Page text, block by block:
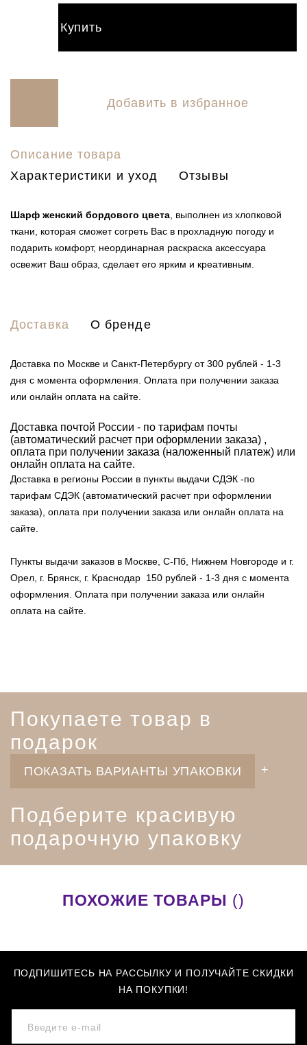
Купить
Добавить в избранное
Описание товара
Характеристики и уход
Отзывы
Шарф женский бордового цвета , выполнен из хлопковой
ткани, которая сможет согреть Вас в прохладную погоду и
подарить комфорт, неординарная раскраска аксессуара
освежит Ваш образ, сделает его ярким и креативным.
Доставка О бренде
Доставка по Москве и Санкт-Петербургу от 300 рублей - 1-3
дня с момента оформления. Оплата при получении заказа
или онлайн оплата на сайте.
Доставка почтой России - по тарифам почты
(автоматический расчет при оформлении заказа) ,
оплата при получении заказа (наложенный платеж) или
онлайн оплата на сайте.
Доставка в регионы России в пункты выдачи СДЭК -по
тарифам СДЭК (автоматический расчет при оформлении
заказа), оплата при получении заказа или онлайн оплата на
сайте.
Пункты выдачи заказов в Москве, С-Пб, Нижнем Новгороде и г.
Орел, г. Брянск, г. Краснодар 150 рублей - 1-3 дня с момента
оформления. Оплата при получении заказа или онлайн
оплата на сайте.
Покупаете товар в
подарок
ПОКАЗАТЬ ВАРИАНТЫ УПАКОВКИ
Подберите красивую
подарочную упаковку
ПОХОЖИЕ ТОВАРЫ ()
ПОДПИШИТЕСЬ НА РАССЫЛКУ И ПОЛУЧАЙТЕ СКИДКИ
НА ПОКУПКИ!